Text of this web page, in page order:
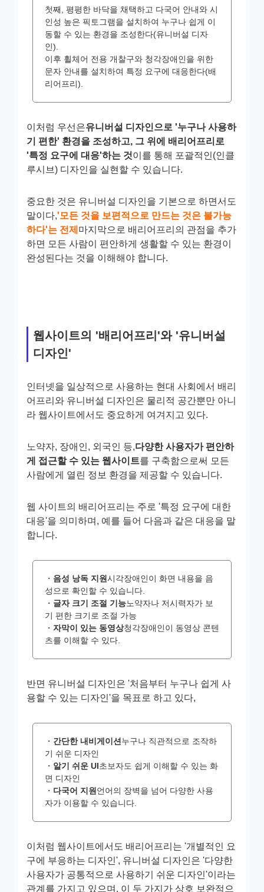
첫째, 평평한 바닥을 채택하고 다국어 안내와 시
인성 높은 픽토그램을 설치하여 누구나 쉽게 이
동할 수 있는 환경을 조성한다(유니버설 디자
인).
이후 휠체어 전용 개찰구와 청각장애인을 위한
문자 안내를 설치하여 특정 요구에 대응한다(배
리어프리).
이처럼 우선은유니버설 디자인으로 '누구나 사용하
기 편한' 환경을 조성하고, 그 위에 배리어프리로
'특정 요구에 대응'하는 것이를 통해 포괄적인(인클
루시브) 디자인을 실현할 수 있습니다.
중요한 것은 유니버설 디자인을 기본으로 하면서도
말이다,'모든 것을 보편적으로 만드는 것은 불가능
하다'는 전제 마지막으로 배리어프리의 관점을 추가
하면 모든 사람이 편안하게 생활할 수 있는 환경이
완성된다는 것을 이해해야 합니다.
웹사이트의 '배리어프리'와 '유니버설
디자인'
인터넷을 일상적으로 사용하는 현대 사회에서 배리
어프리와 유니버설 디자인은 물리적 공간뿐만 아니
라 웹사이트에서도 중요하게 여겨지고 있다.
노약자, 장애인, 외국인 등,다양한 사용자가 편안하
게 접근할 수 있는 웹사이트를 구축함으로써 모든
사람에게 열린 정보 환경을 제공할 수 있습니다.
웹 사이트의 배리어프리는 주로 '특정 요구에 대한
대응'을 의미하며, 예를 들어 다음과 같은 대응을 말
합니다.
・ 음성 낭독 지원시각장애인이 화면 내용을 음
성으로 확인할 수 있습니다.
・ 글자 크기 조절 기능노약자나 저시력자가 보
기 편한 크기로 조절 가능
・ 자막이 있는 동영상청각장애인이 동영상 콘텐
츠를 이해할 수 있다.
반면 유니버설 디자인은 '처음부터 누구나 쉽게 사
용할 수 있는 디자인'을 목표로 하고 있다,
・ 간단한 내비게이션 누구나 직관적으로 조작하
기 쉬운 디자인
・ 알기 쉬운 UI초보자도 쉽게 이해할 수 있는 화
면 디자인
・ 다국어 지원 언어의 장벽을 넘어 다양한 사용
자가 이용할 수 있습니다.
이처럼 웹사이트에서도 배리어프리는 '개별적인 요
구에 부응하는 디자인', 유니버설 디자인은 '다양한
사용자가 공통적으로 사용하기 쉬운 디자인'이라는
관계를 가지고 있으며, 이 두 가지가 상호 보완적으